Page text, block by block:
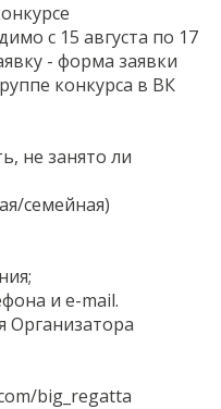
с 15 августа по 17
- форма заявки
конкурса в ВК
не занято ли
семейная)
и e-mail.
big_regatta